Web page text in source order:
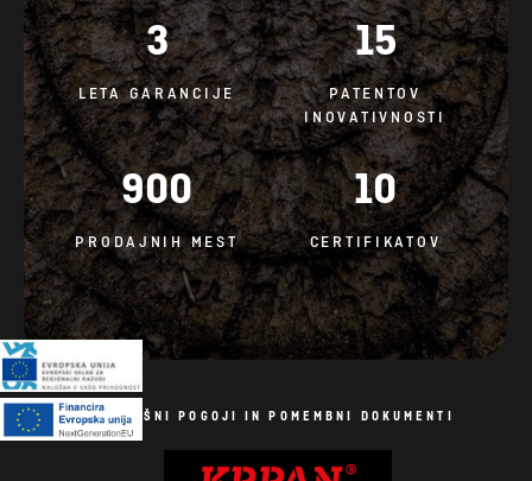
3
LETA GARANCIJE
15
PATENTOV
INOVATIVNOSTI
900
PRODAJNIH MEST
10
CERTIFIKATOV
SPLOŠNI POGOJI IN POMEMBNI DOKUMENTI